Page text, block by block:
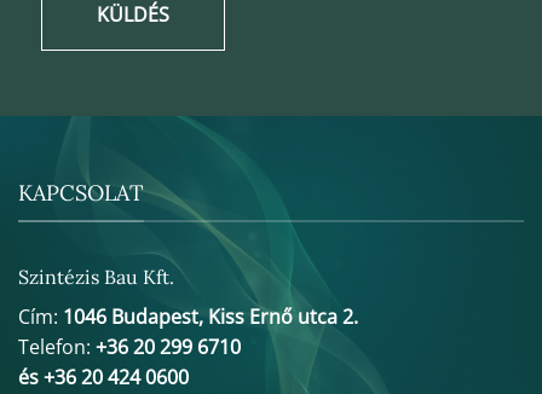
KÜLDÉS
KAPCSOLAT
Szintézis Bau Kft.
Cím: 1046 Budapest, Kiss Ernő utca 2.
Telefon: +36 20 299 6710
és +36 20 424 0600